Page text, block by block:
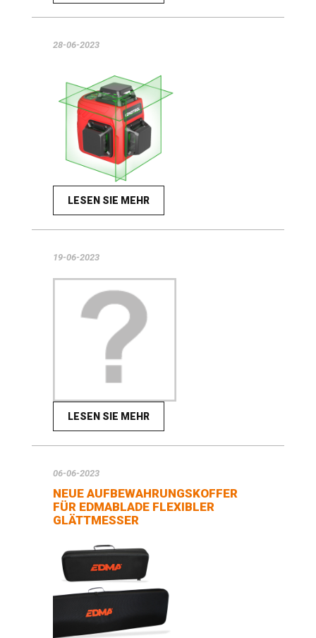
28-06-2023
LESEN SIE MEHR
19-06-2023
LESEN SIE MEHR
06-06-2023
NEUE AUFBEWAHRUNGSKOFFER
FÜR EDMABLADE FLEXIBLER
GLÄTTMESSER